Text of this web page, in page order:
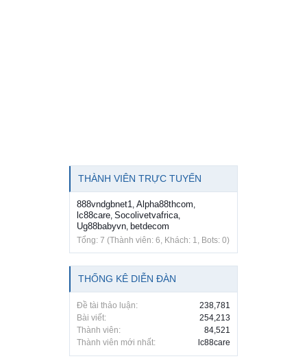
THÀNH VIÊN TRỰC TUYẾN
888vndgbnet1, Alpha88thcom,
lc88care, Socolivetvafrica,
Ug88babyvn, betdecom
Tổng: 7 (Thành viên: 6, Khách: 1, Bots: 0)
THỐNG KÊ DIỄN ĐÀN
Đề tài thảo luận:
238,781
Bài viết:
254,213
Thành viên:
84,521
Thành viên mới nhất:
lc88care